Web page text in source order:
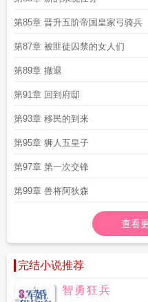
第85章 晋升五阶帝国皇家弓骑兵
第87章 被匪徒囚禁的女人们
第89章 撤退
第91章 回到府邸
第93章 移民的到来
第95章 狮人五皇子
第97章 第一次交锋
第99章 兽将阿狄森
查看
完结小说推荐
智勇狂兵